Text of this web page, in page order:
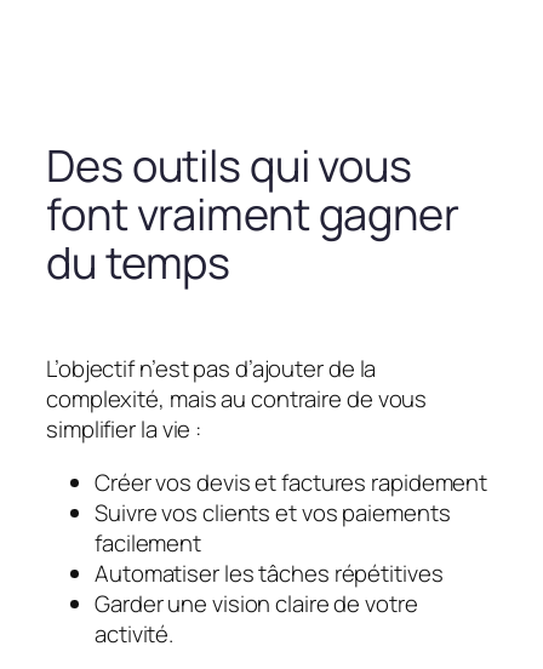
Des outils qui vous
font vraiment gagner
du temps
L’objectif n’est pas d’ajouter de la
complexité, mais au contraire de vous
simplifier la vie :
Créer vos devis et factures rapidement
Suivre vos clients et vos paiements
facilement
Automatiser les tâches répétitives
Garder une vision claire de votre
activité.